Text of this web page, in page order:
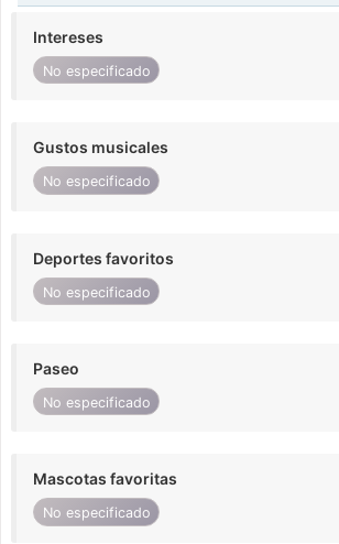
Intereses
No especificado
Gustos musicales
No especificado
Deportes favoritos
No especificado
Paseo
No especificado
Mascotas favoritas
No especificado